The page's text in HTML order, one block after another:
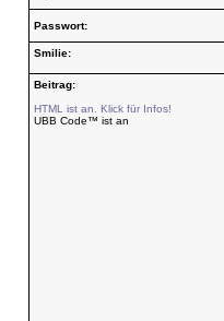
Passwort:
Smilie:
Beitrag:
HTML ist an. Klick für Infos!
UBB Code™ ist an